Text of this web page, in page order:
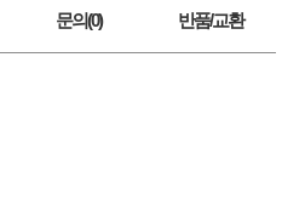
문의(0) 반품/교환